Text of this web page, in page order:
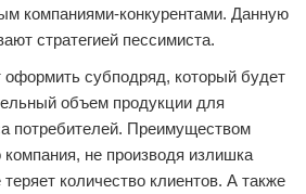
компаниями-конкурентами. Данную
стратегией пессимиста.
субподряд, который будет
объем продукции для
потребителей. Преимуществом
компания, не производя излишка
количество клиентов. А также